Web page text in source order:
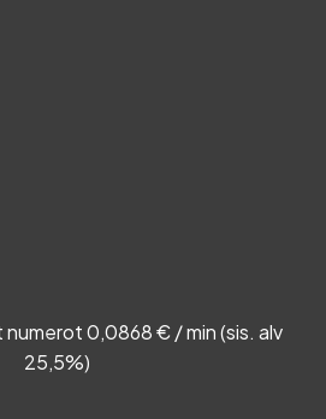
0,0868 € / min (sis. alv
25,5%)